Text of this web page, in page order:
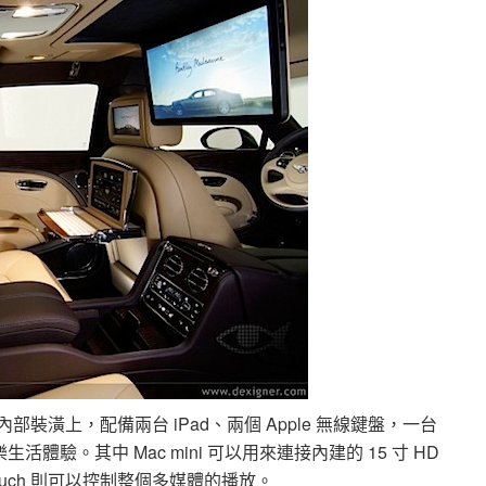
部裝潢上，配備兩台 iPad、兩個 Apple 無線鍵盤，一台
活體驗。其中 Mac mini 可以用來連接內建的 15 寸 HD
則可以控制整個多媒體的播放。